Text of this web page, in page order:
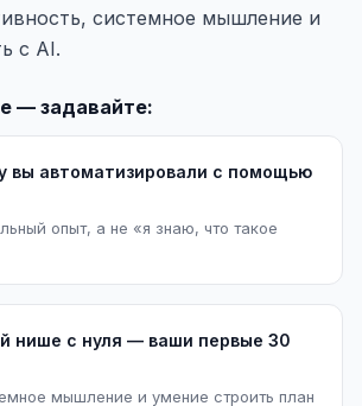
системное мышление и
с AI.
— задавайте:
вы автоматизировали с помощью
опыт, а не «я знаю, что такое
нише с нуля — ваши первые 30
мышление и умение строить план